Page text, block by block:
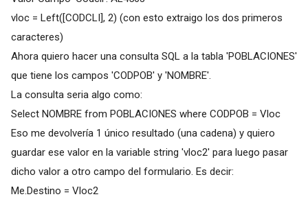
vloc = Left([CODCLI], 2) (con esto extraigo los dos primeros
caracteres)
Ahora quiero hacer una consulta SQL a la tabla 'POBLACIONES'
que tiene los campos 'CODPOB' y 'NOMBRE'.
La consulta seria algo como:
Select NOMBRE from POBLACIONES where CODPOB = Vloc
Eso me devolvería 1 único resultado (una cadena) y quiero
guardar ese valor en la variable string 'vloc2' para luego pasar
dicho valor a otro campo del formulario. Es decir:
Me.Destino = Vloc2